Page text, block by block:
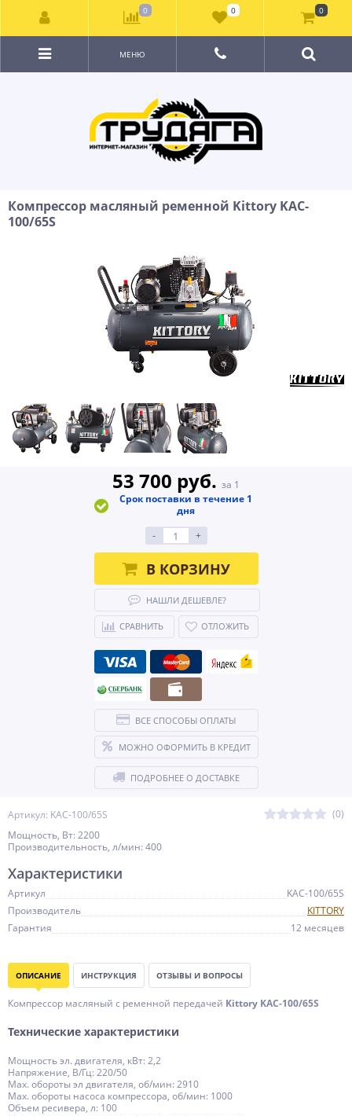
МЕНЮ
Компрессор масляный ременной Kittory KAC-
100/65S
Артикул: KAC-100/65S
(0)
Мощность, Вт: 2200
Производительность, л/мин: 400
53 700 руб. за 1
Срок поставки в течение 1
дня
-
+
В КОРЗИНУ
НАШЛИ ДЕШЕВЛЕ?
СРАВНИТЬ ОТЛОЖИТЬ
ВСЕ СПОСОБЫ ОПЛАТЫ
МОЖНО ОФОРМИТЬ В КРЕДИТ
ПОДРОБНЕЕ О ДОСТАВКЕ
Характеристики
Артикул
KAC-100/65S
Производитель
KITTORY
Гарантия
12 месяцев
ОПИСАНИЕ ИНСТРУКЦИЯ ОТЗЫВЫ И ВОПРОСЫ
Компрессор масляный с ременной передачей Kittory KAC-100/65S
Технические характеристики
Мощность эл. двигателя, кВт: 2,2
Напряжение, В/Гц: 220/50
Мах. обороты эл двигателя, об/мин: 2910
Мах. обороты насоса компрессора, об/мин: 1000
Объем ресивера, л: 100
0 0 0